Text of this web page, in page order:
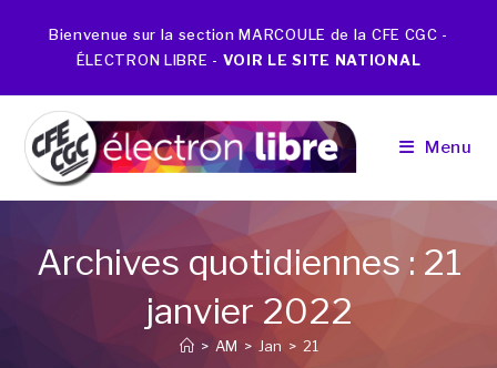
Bienvenue sur la section MARCOULE de la CFE CGC -
ÉLECTRON LIBRE - VOIR LE SITE NATIONAL
Menu
Archives quotidiennes : 21
janvier 2022
> AM > Jan > 21